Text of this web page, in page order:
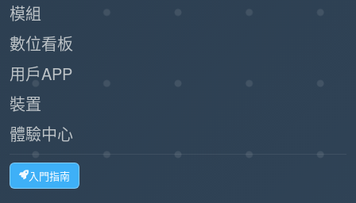
模組
數位看板
用戶APP
裝置
體驗中心
入門指南